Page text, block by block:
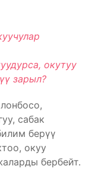
окутуу
зарыл?
сабак
берүү
окуу
бербейт.